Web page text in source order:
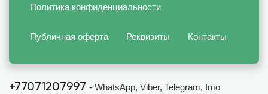
Политика конфиденциальности
Публичная оферта Реквизиты Контакты
+77071207997 - WhatsApp, Viber, Telegram, Imo